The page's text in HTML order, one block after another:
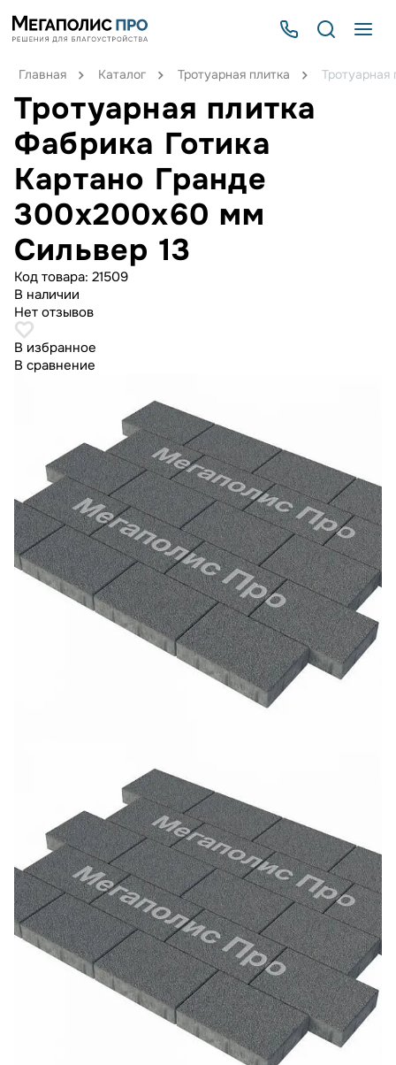
Главная Каталог Тротуарная плитка
Тротуарная плитка
Фабрика Готика
Картано Гранде
300х200х60 мм
Сильвер 13
Код товара: 21509
В наличии
Нет отзывов
В избранное
В сравнение